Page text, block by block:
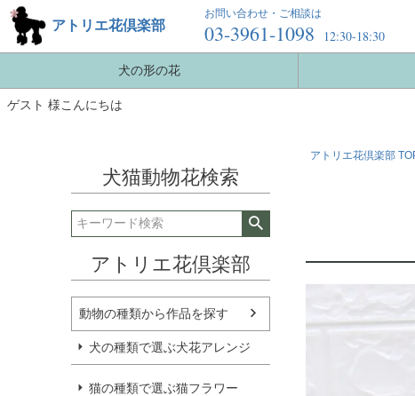
犬の形の花
アトリエ花倶楽部
お問い合わせ・ご相談は
03-3961-1098 12:30-18:30
ゲスト 様こんにちは
犬猫動物花検索
アトリエ花倶楽部
動物の種類から作品を探す
犬の種類で選ぶ犬花アレンジ
猫の種類で選ぶ猫フラワー
アトリエ花倶楽部